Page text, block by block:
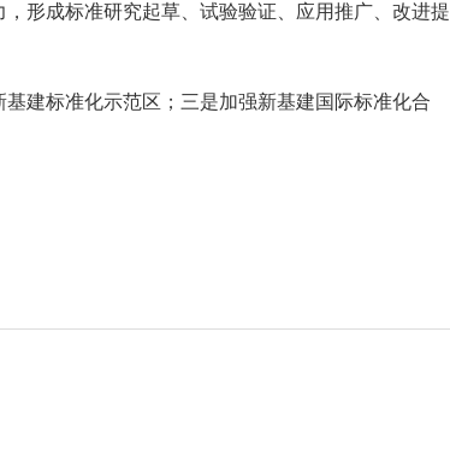
形成标准研究起草、试验验证、应用推广、改进提
建标准化示范区；三是加强新基建国际标准化合